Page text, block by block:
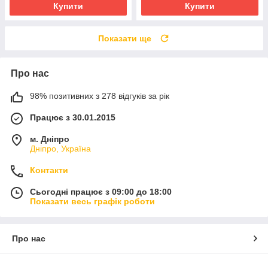
Купити Купити
Показати ще
Про нас
98% позитивних з 278 відгуків за рік
Працює з 30.01.2015
м. Дніпро
Дніпро, Україна
Контакти
Сьогодні працює з 09:00 до 18:00
Показати весь графік роботи
Про нас